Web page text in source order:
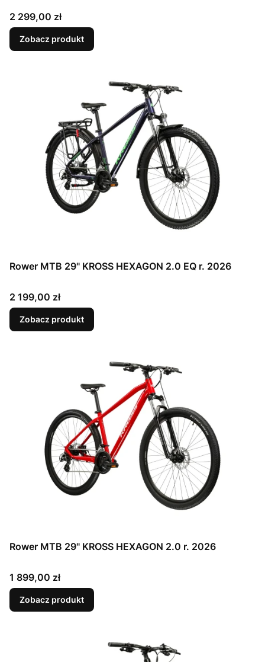
Cena
2 299,00 zł
Zobacz produkt
Rower MTB 29" KROSS HEXAGON 2.0 EQ r. 2026
Cena
2 199,00 zł
Zobacz produkt
Rower MTB 29" KROSS HEXAGON 2.0 r. 2026
Cena
1 899,00 zł
Zobacz produkt